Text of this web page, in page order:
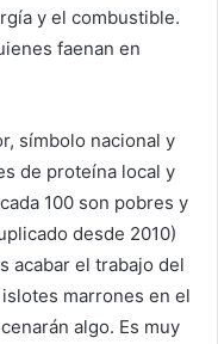
y el combustible.
faenan en
símbolo nacional y
de proteína local y
100 son pobres y
desde 2010)
acabar el trabajo del
marrones en el
algo. Es muy